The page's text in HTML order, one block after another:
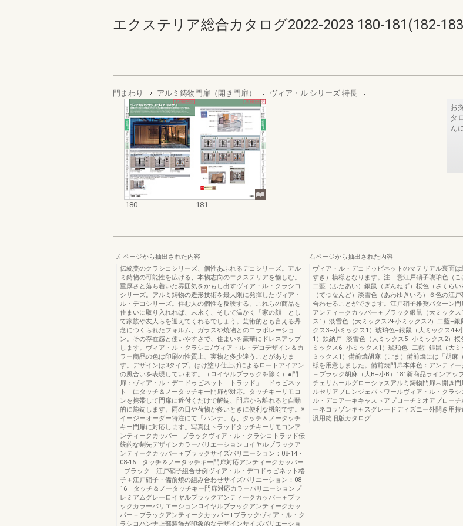
エクステリア総合カタログ2022-2023 180-181(182-
門まわり アルミ鋳物門扉（開き門扉） ヴィア・ル シリーズ 特長
180 181
お
タ
ん
左ページから抽出された内容
伝統美のクラシコシリーズ、個性あふれるデコシリーズ。アル
ミ鋳物の可能性を広げる、本物志向のエクステリアを愉しむ。
重厚さと落ち着いた雰囲気をかもし出すヴィア・ル・クラシコ
シリーズ。アルミ鋳物の造形技術を最大限に発揮したヴィア・
ル・デコシリーズ。住む人の個性を反映する、これらの商品を
住まいに取り入れれば、末永く、そして温かく「家の顔」とし
て家族や友人らを迎えてくれるでしょう。芸術的とも言える丹
念につくられたフォルム、ガラスや焼物とのコラボレーショ
ン。その存在感と使いやすさで、住まいを豪華にドレスアップ
します。ヴィア・ル・クラシコ/ヴィア・ル・デコデザイン＆カ
ラー商品の色は印刷の性質上、実物と多少違うことがありま
す。デザインは3タイプ。はけ塗り仕上げによるロートアイアン
の風合いを表現しています。（ロイヤルブラックを除く）●門
扉：ヴィア・ル・デコドゥビネット「トラッド」「ドゥビネッ
ト」にタッチ＆ノータッチキー門扉が対応。タッチキーリモコ
ンを携帯して門扉に近付くだけで解錠、門扉から離れると自動
的に施錠します。雨の日や荷物が多いときに便利な機能です。※
イージーオーダー特注にて「ハンナ」も、タッチ＆ノータッチ
キー門扉に対応します。写真はトラッドタッチキーリモコンア
ンティークカッパー+ブラックヴィア・ル・クラシコトラッド伝
統的な剣先デザインカラーバリエーションロイヤルブラックア
ンティークカッパー＋ブラックサイズバリエーション：08-14・
08-16 タッチ＆ノータッチキー門扉対応アンティークカッパー
+ブラック 江戸硝子組合せ例ヴィア・ル・デコドゥビネット格
子＋江戸硝子・備前焼の組み合わせサイズバリエーション：08-
16 タッチ＆ノータッチキー門扉対応カラーバリエーションプ
レミアムグレーロイヤルブラックアンティークカッパー＋ブラ
ックカラーバリエーションロイヤルブラックアンティークカッ
パー＋ブラックアンティークカッパー+ブラックヴィア・ル・ク
ラシコハンナ上部装飾が印象的なデザインサイズバリエーショ
右ページから抽出された内容
ヴィア・ル・デコドゥビネットのマテリアル裏面
すき）模様となります。注 意江戸硝子琥珀色（こ
二藍（ふたあい）銀鼠（ぎんねず）桜色（さくらい
（てつなんど）淡雪色（あわゆきいろ）６色の江
合わせることができます。江戸硝子推奨パターン門
アンティークカッパー＋ブラック銀鼠（大ミックス
ス1）淡雪色（大ミックス2+小ミックス2）二藍+銀
クス3+小ミックス1）琥珀色+銀鼠（大ミックス4+
1）鉄納戸+淡雪色（大ミックス5+小ミックス2）桜
ミックス6+小ミックス1）琥珀色+二藍+銀鼠（大
ミックス1）備前焼胡麻（ごま）備前焼には「胡麻
様を用意しました。備前焼門扉本体色：アンティー
＋ブラック胡麻（大B+小B）181新商品ラインアッ
チェリムールグローシャスアルミ鋳物門扉︵開き門
ルセリアブロンジェバトワールヴィア・ル・クラシ
ル・デコアーキキャストアプローチミオアプローチ
ーネコラゾンキャスグレードディズニー外開き用持
汎用錠旧版カタログ